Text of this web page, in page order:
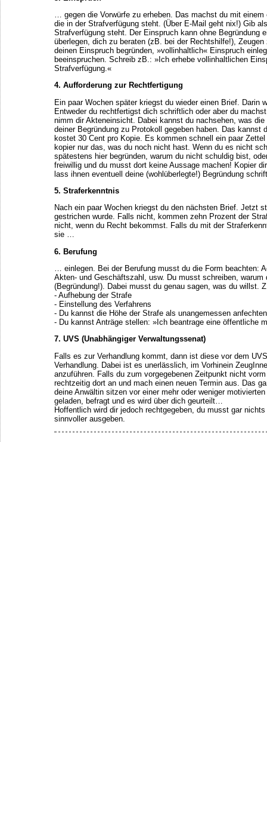
… gegen die Vorwürfe zu erheben. Das machst du mit
die in der Strafverfügung steht. (Über E-Mail geht nix!) Gib
Strafverfügung steht. Der Einspruch kann ohne Begründung
überlegen, dich zu beraten (zB. bei der Rechtshilfe!),
deinen Einspruch begründen, »vollinhaltlich« Einspruch
beeinspruchen. Schreib zB.: »Ich erhebe vollinhaltlichen
Strafverfügung.«
4. Aufforderung zur Rechtfertigung
Ein paar Wochen später kriegst du wieder einen Brief. Darin
Entweder du rechtfertigst dich schriftlich oder aber du
nimm dir Akteneinsicht. Dabei kannst du nachsehen, was
deiner Begründung zu Protokoll gegeben haben. Das kannst
kostet 30 Cent pro Kopie. Es kommen schnell ein paar
kopier nur das, was du noch nicht hast. Wenn du es nicht
spätestens hier begründen, warum du nicht schuldig bist,
freiwillig und du musst dort keine Aussage machen! Kopier
lass ihnen eventuell deine (wohlüberlegte!) Begründung
5. Straferkenntnis
Nach ein paar Wochen kriegst du den nächsten Brief. Jetzt
gestrichen wurde. Falls nicht, kommen zehn Prozent der
nicht, wenn du Recht bekommst. Falls du mit der
sie …
6. Berufung
… einlegen. Bei der Berufung musst du die Form beachten:
Akten- und Geschäftszahl, usw. Du musst schreiben,
(Begründung!). Dabei musst du genau sagen, was du willst.
- Aufhebung der Strafe
- Einstellung des Verfahrens
- Du kannst die Höhe der Strafe als unangemessen anfechten
- Du kannst Anträge stellen: »Ich beantrage eine öffentliche
7. UVS (Unabhängiger Verwaltungssenat)
Falls es zur Verhandlung kommt, dann ist diese vor dem
Verhandlung. Dabei ist es unerlässlich, im Vorhinein
anzuführen. Falls du zum vorgegebenen Zeitpunkt nicht
rechtzeitig dort an und mach einen neuen Termin aus. Das
deine Anwältin sitzen vor einer mehr oder weniger
geladen, befragt und es wird über dich geurteilt…
Hoffentlich wird dir jedoch rechtgegeben, du musst gar
sinnvoller ausgeben.